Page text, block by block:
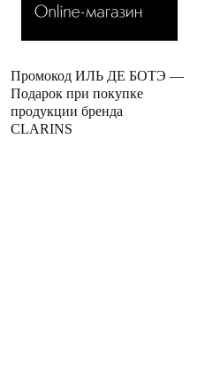
Промокод ИЛЬ ДЕ БОТЭ —
Подарок при покупке
продукции бренда
CLARINS